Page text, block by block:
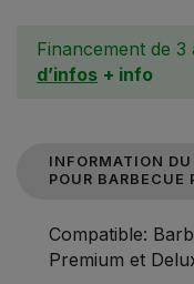
Financement de 3
d’infos + info
INFORMATION
POUR BARBECUE
Compatible:
Premium et